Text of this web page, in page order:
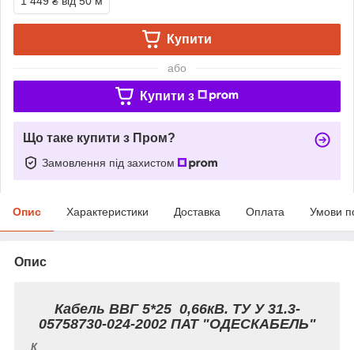
Купити
або
Купити з
Що таке купити з Пром?
Замовлення під захистом
Опис Характеристики Доставка Оплата Умови
Опис
Кабель ВВГ 5*25 0,66кВ. ТУ У 31.3-
05758730-024-2002 ПАТ "ОДЕСКАБЕЛЬ"
К